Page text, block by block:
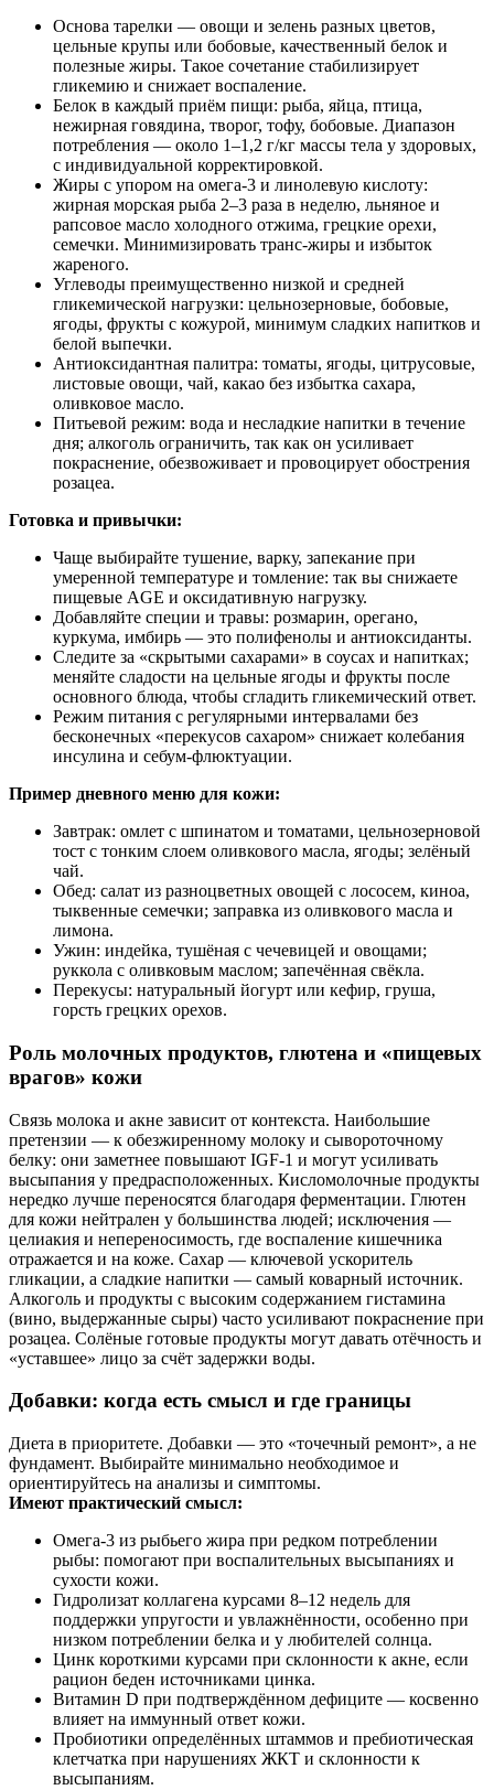
Основа тарелки — овощи и зелень разных цветов,
цельные крупы или бобовые, качественный белок и
полезные жиры. Такое сочетание стабилизирует
гликемию и снижает воспаление.
Белок в каждый приём пищи: рыба, яйца, птица,
нежирная говядина, творог, тофу, бобовые. Диапазон
потребления — около 1–1,2 г/кг массы тела у здоровых,
с индивидуальной корректировкой.
Жиры с упором на омега‑3 и линолевую кислоту:
жирная морская рыба 2–3 раза в неделю, льняное и
рапсовое масло холодного отжима, грецкие орехи,
семечки. Минимизировать транс‑жиры и избыток
жареного.
Углеводы преимущественно низкой и средней
гликемической нагрузки: цельнозерновые, бобовые,
ягоды, фрукты с кожурой, минимум сладких напитков и
белой выпечки.
Антиоксидантная палитра: томаты, ягоды, цитрусовые,
листовые овощи, чай, какао без избытка сахара,
оливковое масло.
Питьевой режим: вода и несладкие напитки в течение
дня; алкоголь ограничить, так как он усиливает
покраснение, обезвоживает и провоцирует обострения
розацеа.
Готовка и привычки:
Чаще выбирайте тушение, варку, запекание при
умеренной температуре и томление: так вы снижаете
пищевые AGE и оксидативную нагрузку.
Добавляйте специи и травы: розмарин, орегано,
куркума, имбирь — это полифенолы и антиоксиданты.
Следите за «скрытыми сахарами» в соусах и напитках;
меняйте сладости на цельные ягоды и фрукты после
основного блюда, чтобы сгладить гликемический ответ.
Режим питания с регулярными интервалами без
бесконечных «перекусов сахаром» снижает колебания
инсулина и себум‑флюктуации.
Пример дневного меню для кожи:
Завтрак: омлет с шпинатом и томатами, цельнозерновой
тост с тонким слоем оливкового масла, ягоды; зелёный
чай.
Обед: салат из разноцветных овощей с лососем, киноа,
тыквенные семечки; заправка из оливкового масла и
лимона.
Ужин: индейка, тушёная с чечевицей и овощами;
руккола с оливковым маслом; запечённая свёкла.
Перекусы: натуральный йогурт или кефир, груша,
горсть грецких орехов.
Роль молочных продуктов, глютена и «пищевых
врагов» кожи
Связь молока и акне зависит от контекста. Наибольшие
претензии — к обезжиренному молоку и сывороточному
белку: они заметнее повышают IGF‑1 и могут усиливать
высыпания у предрасположенных. Кисломолочные продукты
нередко лучше переносятся благодаря ферментации. Глютен
для кожи нейтрален у большинства людей; исключения —
целиакия и непереносимость, где воспаление кишечника
отражается и на коже. Сахар — ключевой ускоритель
гликации, а сладкие напитки — самый коварный источник.
Алкоголь и продукты с высоким содержанием гистамина
(вино, выдержанные сыры) часто усиливают покраснение при
розацеа. Солёные готовые продукты могут давать отёчность и
«уставшее» лицо за счёт задержки воды.
Добавки: когда есть смысл и где границы
Диета в приоритете. Добавки — это «точечный ремонт», а не
фундамент. Выбирайте минимально необходимое и
ориентируйтесь на анализы и симптомы.
Имеют практический смысл:
Омега‑3 из рыбьего жира при редком потреблении
рыбы: помогают при воспалительных высыпаниях и
сухости кожи.
Гидролизат коллагена курсами 8–12 недель для
поддержки упругости и увлажнённости, особенно при
низком потреблении белка и у любителей солнца.
Цинк короткими курсами при склонности к акне, если
рацион беден источниками цинка.
Витамин D при подтверждённом дефиците — косвенно
влияет на иммунный ответ кожи.
Пробиотики определённых штаммов и пребиотическая
клетчатка при нарушениях ЖКТ и склонности к
высыпаниям.